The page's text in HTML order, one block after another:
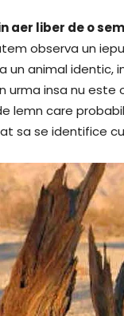
aer liber de o
observa un
un animal identic,
urma insa nu este
lemn care
sa se identifice